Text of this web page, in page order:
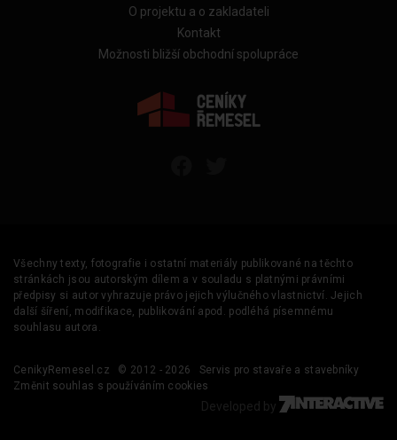
O projektu a o zakladateli
Kontakt
Možnosti bližší obchodní spolupráce
Všechny texty, fotografie i ostatní materiály publikované na těchto
stránkách jsou autorským dílem a v souladu s platnými právními
předpisy si autor vyhrazuje právo jejich výlučného vlastnictví. Jejich
další šíření, modifikace, publikování apod. podléhá písemnému
souhlasu autora.
CenikyRemesel.cz © 2012 - 2026
Servis pro stavaře a stavebníky
Změnit souhlas s používáním cookies
Developed by